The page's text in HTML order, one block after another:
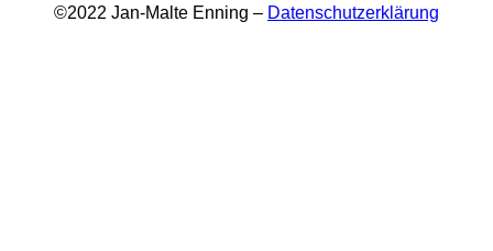
©2022 Jan-Malte Enning – Datenschutzerklärung